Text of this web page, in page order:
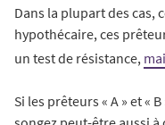
Dans la plupart des cas,
hypothécaire, ces
un test de résistance,
Si les prêteurs « A » et «